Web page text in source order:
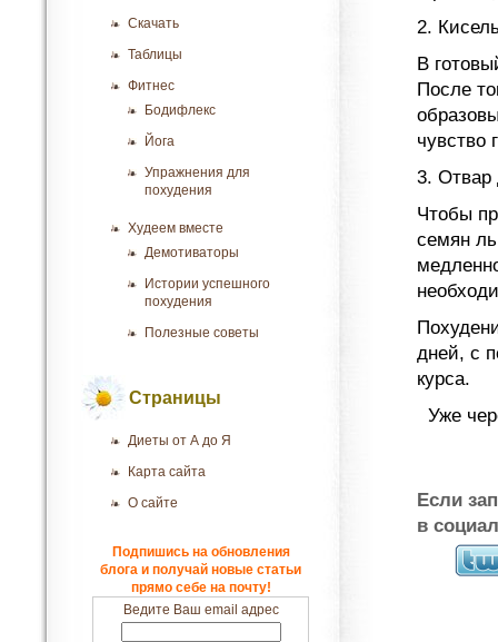
Скачать
Таблицы
Фитнес
Бодифлекс
Йога
Упражнения для
похудения
Худеем вместе
Демотиваторы
Истории успешного
похудения
Полезные советы
Страницы
Диеты от А до Я
Карта сайта
О сайте
Подпишись на обновления
блога и получай новые статьи
прямо себе на почту!
Ведите Ваш email адрес
2.
В
После
чувство
3. Отвар
Чтобы
семян
дней, с
курса.
Уже
Если
в